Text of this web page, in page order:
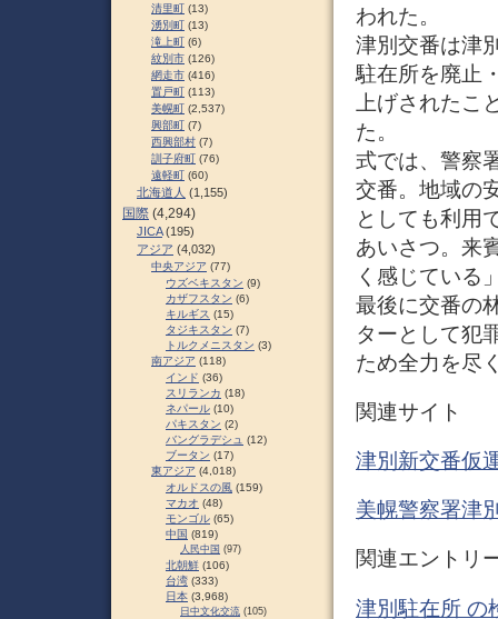
われた。
津別交番は津
駐在所を廃止
上げされた
た。
式では、警察
交番。地域の
としても利用
あいさつ。来
く感じている
最後に交番の
ターとして犯
ため全力を尽
関連サイト
津別新交番仮
美幌警察署津
関連エントリ
津別駐在所 の
清里町 (13)
湧別町 (13)
滝上町 (6)
紋別市 (126)
網走市 (416)
置戸町 (113)
美幌町 (2,537)
興部町 (7)
西興部村 (7)
訓子府町 (76)
遠軽町 (60)
北海道人 (1,155)
国際 (4,294)
JICA(195)
アジア (4,032)
中央アジア (77)
ウズベキスタン (9)
カザフスタン (6)
キルギス (15)
タジキスタン (7)
トルクメニスタン (3)
南アジア (118)
インド (36)
スリランカ (18)
ネパール (10)
パキスタン (2)
バングラデシュ (12)
ブータン (17)
東アジア (4,018)
オルドスの風 (159)
マカオ (48)
モンゴル (65)
中国 (819)
人民中国 (97)
北朝鮮 (106)
台湾 (333)
日本 (3,968)
日中文化交流 (105)